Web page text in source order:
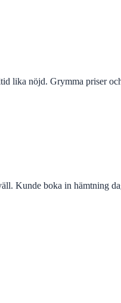
lika nöjd. Grymma priser
Kunde boka in hämtning